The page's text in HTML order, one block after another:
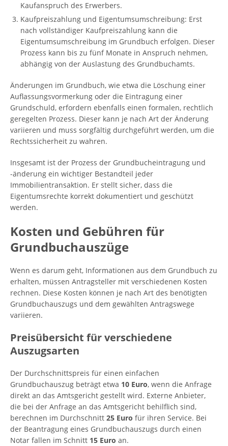
Kaufanspruch des Erwerbers.
Kaufpreiszahlung und Eigentumsumschreibung: Erst
nach vollständiger Kaufpreiszahlung kann die
Eigentumsumschreibung im Grundbuch erfolgen. Dieser
Prozess kann bis zu fünf Monate in Anspruch nehmen,
abhängig von der Auslastung des Grundbuchamts.
Änderungen im Grundbuch, wie etwa die Löschung einer
Auflassungsvormerkung oder die Eintragung einer
Grundschuld, erfordern ebenfalls einen formalen, rechtlich
geregelten Prozess. Dieser kann je nach Art der Änderung
variieren und muss sorgfältig durchgeführt werden, um die
Rechtssicherheit zu wahren.
Insgesamt ist der Prozess der Grundbucheintragung und
-änderung ein wichtiger Bestandteil jeder
Immobilientransaktion. Er stellt sicher, dass die
Eigentumsrechte korrekt dokumentiert und geschützt
werden.
Kosten und Gebühren für
Grundbuchauszüge
Wenn es darum geht, Informationen aus dem Grundbuch zu
erhalten, müssen Antragsteller mit verschiedenen Kosten
rechnen. Diese Kosten können je nach Art des benötigten
Grundbuchauszugs und dem gewählten Antragswege
variieren.
Preisübersicht für verschiedene
Auszugsarten
Der Durchschnittspreis für einen einfachen
Grundbuchauszug beträgt etwa 10 Euro, wenn die Anfrage
direkt an das Amtsgericht gestellt wird. Externe Anbieter,
die bei der Anfrage an das Amtsgericht behilflich sind,
berechnen im Durchschnitt 25 Euro für ihren Service. Bei
der Beantragung eines Grundbuchauszugs durch einen
Notar fallen im Schnitt 15 Euro an.